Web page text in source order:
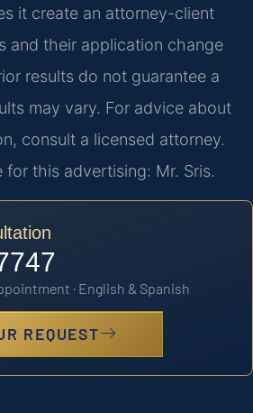
it create an attorney-client
and their application change
results do not guarantee a
may vary. For advice about
consult a licensed attorney.
for this advertising: Mr. Sris.
· English & Spanish
REQUEST